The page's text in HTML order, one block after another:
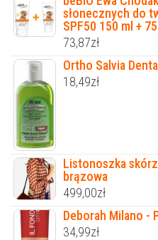
słonecznych do
SPF50 150 ml +
73,87zł
Ortho Salvia
18,49zł
Listonoszka
brązowa
499,00zł
Deborah Milano -
34,99zł